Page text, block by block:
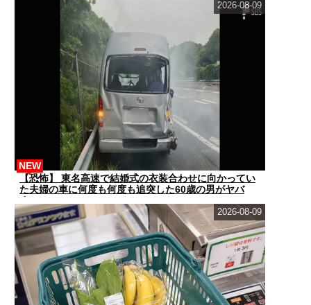
【恐怖】 東名高速で結婚式の衣装合わせに向かってい
た夫婦の車に何度も何度も追突した60歳の男がヤバ
NEW
2026-08-09
2026-08-09